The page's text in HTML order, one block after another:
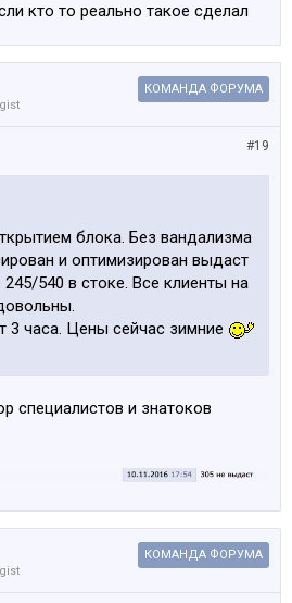
кто то реально такое сделал
КОМАНДА ФОРУМА
#19
блока. Без вандализма
и оптимизирован выдаст
540 в стоке. Все клиенты на
3 часа. Цены сейчас зимние
специалистов и знатоков
КОМАНДА ФОРУМА